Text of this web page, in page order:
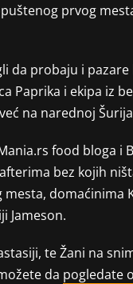
prvog
da probaju i
Paprika i ekipa iz
na narednoj
food bloga i
bez kojih
domaćinima
Jameson.
te Žani na
da pogledate